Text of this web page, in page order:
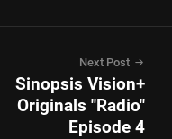
Next Post
Sinopsis Vision+
Originals "Radio"
Episode 4